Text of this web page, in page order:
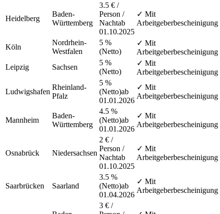
Heidelberg
Baden-
Württemberg
3.5 € /
Person /
Nachtab
01.10.2025
✓ Mit
Arbeitgeberbescheinigung
Köln
Nordrhein-
Westfalen
5 %
(Netto)
✓ Mit
Arbeitgeberbescheinigung
Leipzig
Sachsen
5 %
(Netto)
✓ Mit
Arbeitgeberbescheinigung
Ludwigshafen
Rheinland-
Pfalz
5 %
(Netto)ab
01.01.2026
✓ Mit
Arbeitgeberbescheinigung
Mannheim
Baden-
Württemberg
4.5 %
(Netto)ab
01.01.2026
✓ Mit
Arbeitgeberbescheinigung
Osnabrück Niedersachsen
2 € /
Person /
Nachtab
01.10.2025
✓ Mit
Arbeitgeberbescheinigung
Saarbrücken Saarland
3.5 %
(Netto)ab
01.04.2026
✓ Mit
Arbeitgeberbescheinigung
3 € /